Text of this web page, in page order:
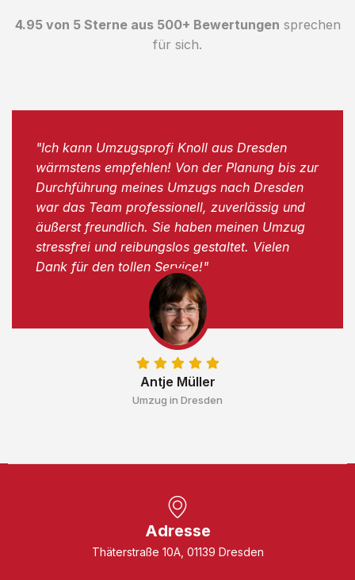
4.95 von 5 Sterne aus 500+ Bewertungen sprechen
für sich.
Antje Müller
Umzug in Dresden
"Ich kann Umzugsprofi Knoll aus Dresden
wärmstens empfehlen! Von der Planung bis zur
Durchführung meines Umzugs nach Dresden
war das Team professionell, zuverlässig und
äußerst freundlich. Sie haben meinen Umzug
stressfrei und reibungslos gestaltet. Vielen
Dank für den tollen Service!"
Adresse
Thäterstraße 10A, 01139 Dresden